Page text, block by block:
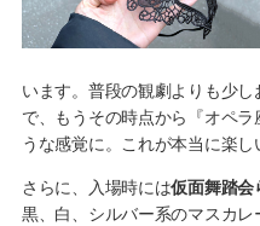
います。普段の観劇よりも少
で、もうその時点から『オペ
うな感覚に。これが本当に楽し
さらに、入場時には仮面舞踏会
黒、白、シルバー系のマスカ